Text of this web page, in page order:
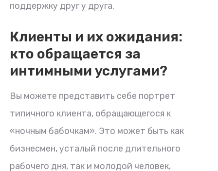
поддержку друг у друга.
Клиенты и их ожидания:
кто обращается за
интимными услугами?
Вы можете представить себе портрет
типичного клиента, обращающегося к
«ночным бабочкам». Это может быть как
бизнесмен, усталый после длительного
рабочего дня, так и молодой человек,